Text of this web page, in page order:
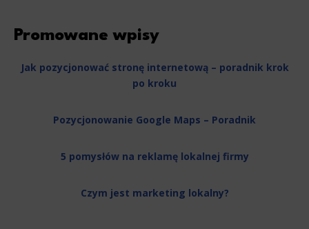
Promowane wpisy
Jak pozycjonować stronę internetową – poradnik krok
po kroku
Pozycjonowanie Google Maps – Poradnik
5 pomysłów na reklamę lokalnej firmy
Czym jest marketing lokalny?